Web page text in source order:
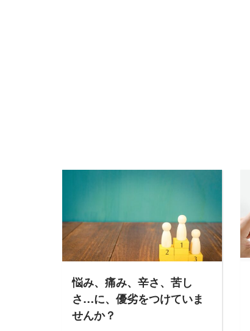
悩み、痛み、辛さ、苦し
さ…に、優劣をつけていま
せんか？